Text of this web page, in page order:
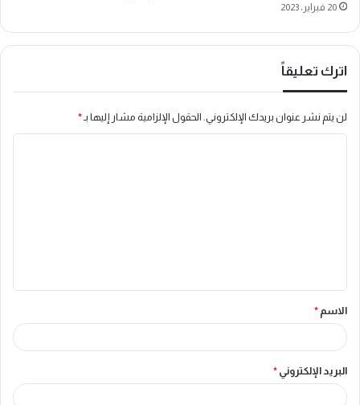
20 فبراير، 2023
اترك تعليقاً
لن يتم نشر عنوان بريدك الإلكتروني. الحقول الإلزامية مشار إليها بـ *
ق
*
الاسم *
البريد الإلكتروني *